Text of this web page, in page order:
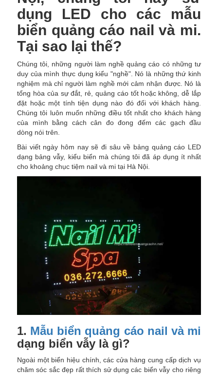
dụng LED cho các mẫu
biển quảng cáo nail và mi.
Tại sao lại thế?
Chúng tôi, những người làm nghề quảng cáo có những tư
duy của mình thực dụng kiểu "nghề". Nó là những thứ kinh
nghiệm mà chỉ người làm nghề mới cảm nhận được. Nó là
tổng hòa của sự đắt, rẻ, quảng cáo tốt hoặc không, dễ lắp
đặt hoặc một tính tiện dụng nào đó đối với khách hàng.
Chúng tôi luôn muốn những điều tốt nhất cho khách hàng
của mình bằng cách cân đo đong đếm các gạch đầu
dòng nói trên.
Bài viết ngày hôm nay sẽ đi sâu về bảng quảng cáo LED
dạng bảng vẫy, kiểu biển mà chúng tôi đã áp dụng ít nhất
cho khoảng chục tiệm nail và mi tại Hà Nội.
1. Mẫu biển quảng cáo nail và mi
dạng biển vẫy là gì?
Ngoài một biển hiệu chính, các cửa hàng cung cấp dịch vụ
chăm sóc sắc đẹp rất thích sử dụng các biển vẫy cho riêng